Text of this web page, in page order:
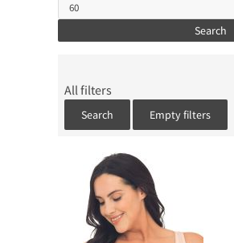
Search
All filters
Search Empty filters